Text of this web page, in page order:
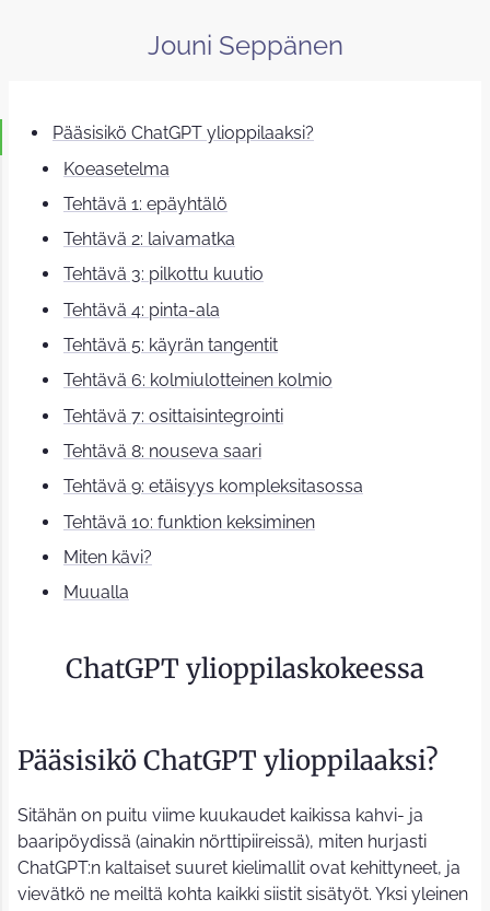
Jouni Seppänen
Pääsisikö ChatGPT ylioppilaaksi?
Koeasetelma
Tehtävä 1: epäyhtälö
Tehtävä 2: laivamatka
Tehtävä 3: pilkottu kuutio
Tehtävä 4: pinta-ala
Tehtävä 5: käyrän tangentit
Tehtävä 6: kolmiulotteinen kolmio
Tehtävä 7: osittaisintegrointi
Tehtävä 8: nouseva saari
Tehtävä 9: etäisyys kompleksitasossa
Tehtävä 10: funktion keksiminen
Miten kävi?
Muualla
ChatGPT ylioppilaskokeessa
Pääsisikö ChatGPT ylioppilaaksi?
Sitähän on puitu viime kuukaudet kaikissa kahvi- ja
baaripöydissä (ainakin nörttipiireissä), miten hurjasti
ChatGPT:n kaltaiset suuret kielimallit ovat kehittyneet, ja
vievätkö ne meiltä kohta kaikki siistit sisätyöt. Yksi yleinen